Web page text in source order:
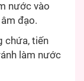
nước vào
đạo.
chứa, tiến
làm nước